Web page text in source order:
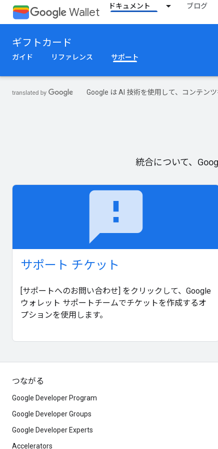
Wallet ドキュメント ブログ
ギフトカード
ガイド
リファレンス サポート
Google は AI 技術を使用して、コンテン
統合について、
feedback
サポート チケット
[サポートへのお問い合わせ] をクリックして、Google
ウォレット サポートチームでチケットを作成するオ
プションを使用します。
つながる
Google Developer Program
Google Developer Groups
Google Developer Experts
Accelerators